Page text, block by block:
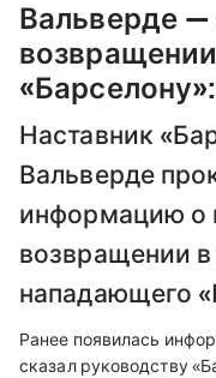
Вальверде
Наставник
Вальверде
информацию о
возвращении в
нападающего
Ранее появилась
сказал руководству